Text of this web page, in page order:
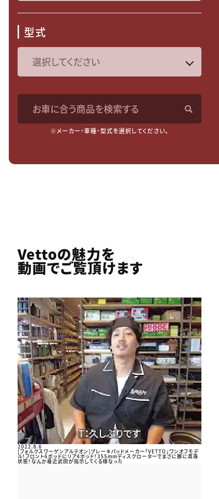
型式
お車に合う商品を検索する
※メーカー・車種・型式を選択してください。
Youtube
Vettoの魅力を
動画でご覧頂けます
2022.8.6
[フォルクスワーゲンアルテオン]ブレーキパッドメーカー「VETTO」ワンオフモデ
ル！フロント6ポッドにリア4ポッド！355mmディスクローターでまさに豚に真珠
状態！なんか最近武田が指示してくる様なった